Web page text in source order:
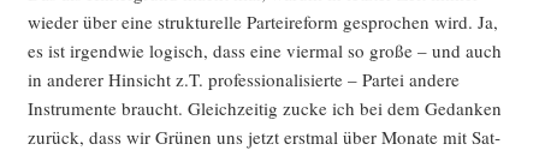
wie­der über eine struk­tu­rel­le Par­tei­re­form gespro­chen wird. Ja,
es ist irgend­wie logisch, dass eine vier­mal so gro­ße – und auch
in ande­rer Hin­sicht z.T. pro­fes­sio­na­li­sier­te – Par­tei ande­re
Instru­men­te braucht. Gleich­zei­tig zucke ich bei dem Gedan­ken
zurück, dass wir Grü­nen uns jetzt erst­mal über Mona­te mit Sat­